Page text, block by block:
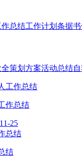
作总结工作计划 条据
策划方案活动总结
作总结
11-25
结